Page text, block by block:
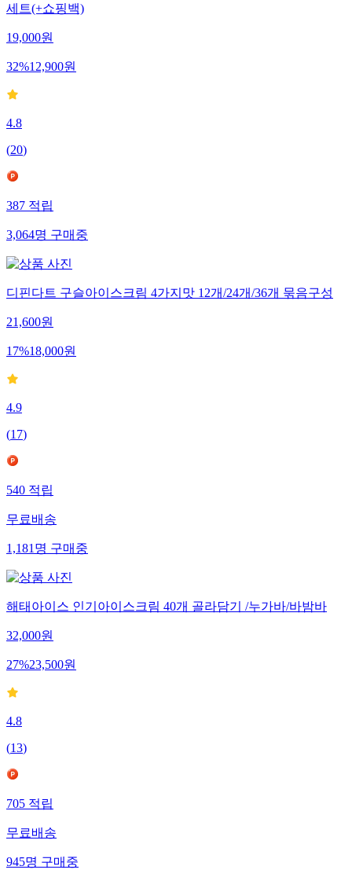
세트(+쇼핑백)
19,000원
32%12,900원
4.8
(20)
387적립
3,064명구매중
디핀다트 구슬아이스크림 4가지맛 12개/24개/36개 묶음구성
21,600원
17%18,000원
4.9
(17)
540적립
무료배송
1,181명구매중
해태아이스 인기아이스크림 40개 골라담기 /누가바/바밤바
32,000원
27%23,500원
4.8
(13)
705적립
무료배송
945명구매중